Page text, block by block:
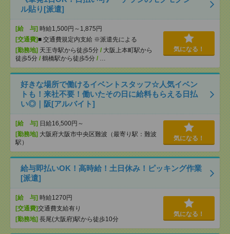
ル貼り[派遣]
[給 与] 時給1,500円～1,875円
[交通費]■ 交通費規定内支給 ※派遣先による
[勤務地] 天王寺駅から徒歩5分 / 大阪上本町駅から
徒歩5分 / 鶴橋駅から徒歩5分 / …
気になる！
好きな場所で働けるイベントスタッフ☆人気イベン
トも！来社不要！働いたその日に給料もらえる日払
い◎｜阪[アルバイト]
[給 与] 日給16,500円～
[勤務地] 大阪府大阪市中央区難波（最寄り駅：難波
駅）
気になる！
給与即払いOK！高時給！土日休み！ピッキング作業
[派遣]
[給 与] 時給1270円
[交通費]交通費支給有り
[勤務地] 長尾(大阪府)駅から徒歩10分
気になる！